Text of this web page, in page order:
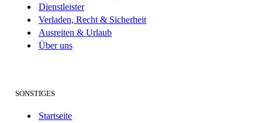
Dienstleister
Verladen, Recht & Sicherheit
Ausreiten & Urlaub
Über uns
SONSTIGES
Startseite